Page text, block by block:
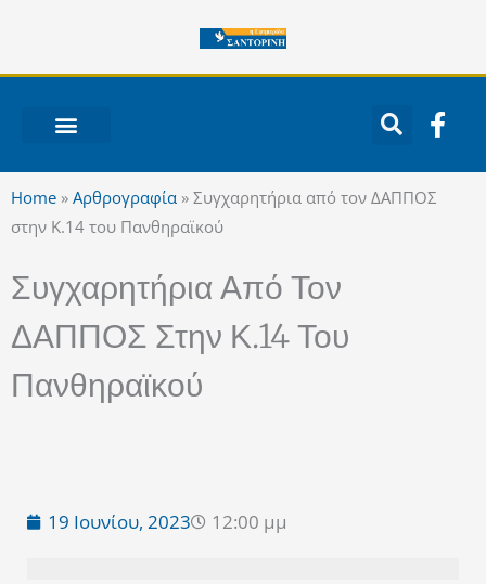
περιεχόμενο
F
a
Home » Αρθρογραφία » Συγχαρητήρια από τον ΔΑΠΠΟΣ
στην Κ.14 του Πανθηραϊκού
Συγχαρητήρια Από Τον
ΔΑΠΠΟΣ Στην Κ.14 Του
Πανθηραϊκού
19 Ιουνίου, 2023 12:00 μμ